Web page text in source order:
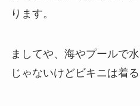
ります。
ましてや、海やプールで
じゃないけどビキニは着